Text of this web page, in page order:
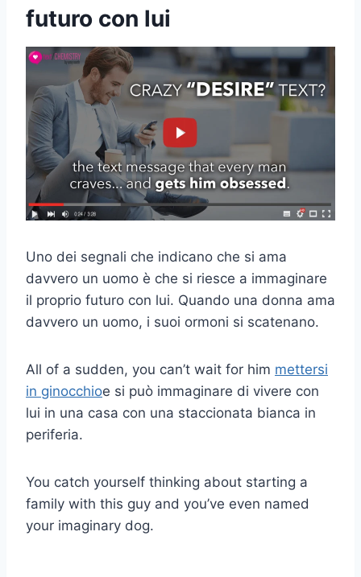
futuro con lui
Uno dei segnali che indicano che si ama
davvero un uomo è che si riesce a immaginare
il proprio futuro con lui. Quando una donna ama
davvero un uomo, i suoi ormoni si scatenano.
All of a sudden, you can’t wait for him mettersi
in ginocchioe si può immaginare di vivere con
lui in una casa con una staccionata bianca in
periferia.
You catch yourself thinking about starting a
family with this guy and you’ve even named
your imaginary dog.